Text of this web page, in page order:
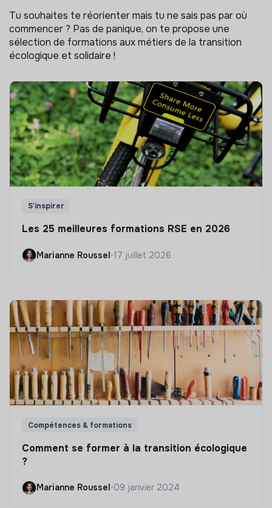
Tu souhaites te réorienter mais tu ne sais pas par où
commencer ? Pas de panique, on te propose une
sélection de formations aux métiers de la transition
écologique et solidaire !
S'inspirer
Les 25 meilleures formations RSE en 2026
Marianne Roussel•17 juillet 2026
Compétences & formations
Comment se former à la transition écologique
?
Marianne Roussel •09 janvier 2024